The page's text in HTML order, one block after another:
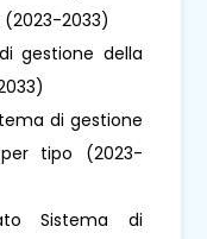
2033)
gestione della
di gestione
tipo (2023-
Sistema di